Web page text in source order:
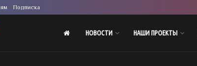
Подписка
НОВОСТИ НАШИ ПРОЕКТЫ